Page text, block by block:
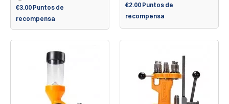
€3.00 Puntos de
recompensa
€2.00 Puntos de
recompensa